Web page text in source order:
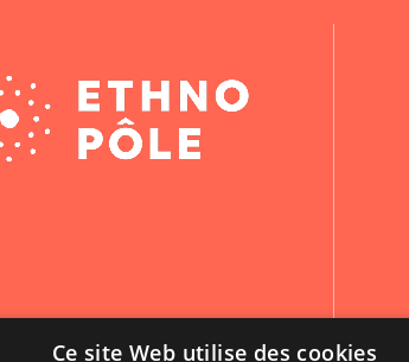
Ce site Web utilise des cookies